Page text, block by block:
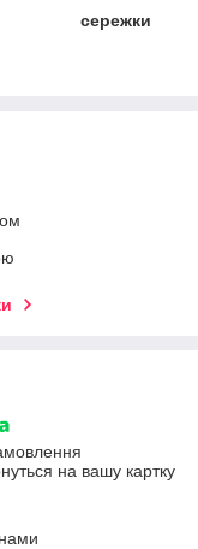
сережки
на вашу картку